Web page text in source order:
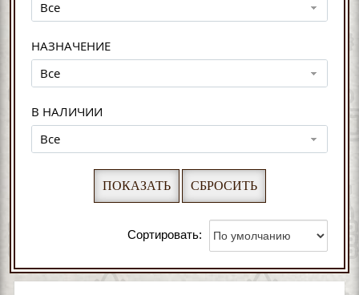
Все
НАЗНАЧЕНИЕ
Все
В НАЛИЧИИ
Все
Сортировать: